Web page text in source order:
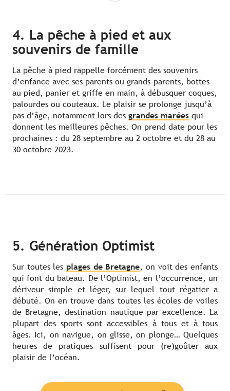
4. La pêche à pied et aux
souvenirs de famille
La pêche à pied rappelle forcément des souvenirs
d’enfance avec ses parents ou grands-parents, bottes
au pied, panier et griffe en main, à débusquer coques,
palourdes ou couteaux. Le plaisir se prolonge jusqu’à
pas d’âge, notamment lors des grandes marées qui
donnent les meilleures pêches. On prend date pour les
prochaines : du 28 septembre au 2 octobre et du 28 au
30 octobre 2023.
5. Génération Optimist
Sur toutes les plages de Bretagne, on voit des enfants
qui font du bateau. De l’Optimist, en l’occurrence, un
dériveur simple et léger, sur lequel tout régatier a
débuté. On en trouve dans toutes les écoles de voiles
de Bretagne, destination nautique par excellence. La
plupart des sports sont accessibles à tous et à tous
âges. Ici, on navigue, on glisse, on plonge… Quelques
heures de pratiques suffisent pour (re)goûter aux
plaisir de l’océan.